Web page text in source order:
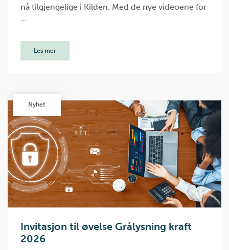
nå tilgjengelige i Kilden. Med de nye videoene for
…
Les mer
Nyhet
Invitasjon til øvelse Grålysning kraft
2026